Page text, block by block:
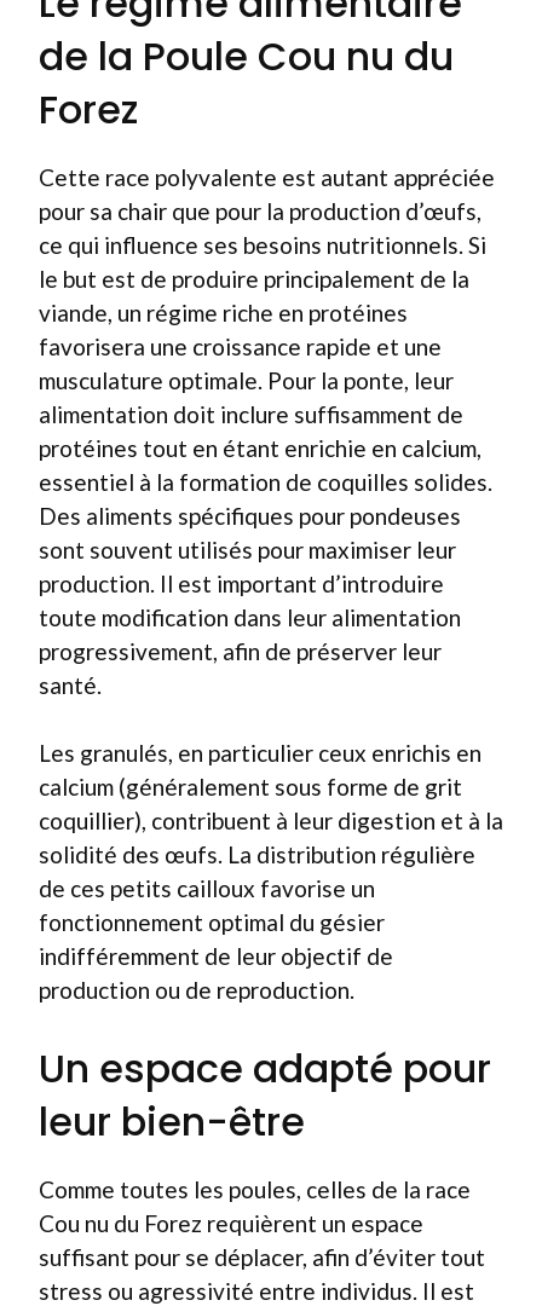
de la Poule Cou nu du
Forez
Cette race polyvalente est autant appréciée
pour sa chair que pour la production d’œufs,
ce qui influence ses besoins nutritionnels. Si
le but est de produire principalement de la
viande, un régime riche en protéines
favorisera une croissance rapide et une
musculature optimale. Pour la ponte, leur
alimentation doit inclure suffisamment de
protéines tout en étant enrichie en calcium,
essentiel à la formation de coquilles solides.
Des aliments spécifiques pour pondeuses
sont souvent utilisés pour maximiser leur
production. Il est important d’introduire
toute modification dans leur alimentation
progressivement, afin de préserver leur
santé.
Les granulés, en particulier ceux enrichis en
calcium (généralement sous forme de grit
coquillier), contribuent à leur digestion et à la
solidité des œufs. La distribution régulière
de ces petits cailloux favorise un
fonctionnement optimal du gésier
indifféremment de leur objectif de
production ou de reproduction.
Un espace adapté pour
leur bien-être
Comme toutes les poules, celles de la race
Cou nu du Forez requièrent un espace
suffisant pour se déplacer, afin d’éviter tout
stress ou agressivité entre individus. Il est